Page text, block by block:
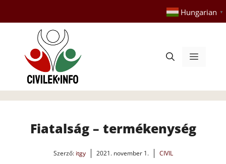
tartalomba
Hungarian ▼
Menü
Fiatalság – termékenység
Szerző: itgy 2021. november 1. CIVIL